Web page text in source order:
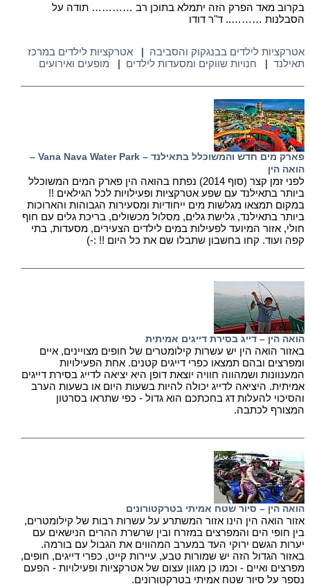
בקרוב מאד הפרק הזה יתמלא בתוכן רב ………… תודה על
הסבלנות ……….. ד"ר דודו
אטרקציות לילדים בבנגקוק והסביבה | אטרקציות לילדים במרכז
תאילנד | חנויות שווקים ומסעדות לילדים | מופעים ואירועים
פארק מים חדש והמשוכלל בתאילנד – Vana Nava Water Park –
הואה הין
לפני זמן קצר (סוף 2014) נפתח בהואה הין פארק המים המשוכלל
ביותר בתאילנד עם שפע אטרקציות ופעילויות לכל הגילאים !!
במקום תמצאו מגלשות מים ייחודיות ומסעירות הגבוהות והארוכות
ביותר בתאילנד, גלישת גלים, מסלול מכשולים, בריכת גלים עם חוף
חולי, אזור המיועד לפעילות במים לילדים הצעירים, מסעדות, בתי
קפה ועוד. קחו בחשבון שתבלו שם את כל היום !! :-)
הואה הין – דייג בסירת דייגים אמיתית
באזור הואה הין יש עשרות קילומטרים של חופים מצויינים, איים
ומפרצים ובהם תמצאו כפרי דייגים קטנים. אחת הפעילויות
המענוונות ושמהווה חוויה יוצאת דופן היא יציאה לדייג בסירת דייגים
אמיתית. היציאה לדייג יכולה להיות בשעות היום או בשעות הערב
והסיכוי להעלות דג בחכתכם הוא גדול - כפי שתראו בסרטון
המצורף לכתבה.
הואה הין – סיור שטח אמיתי בטרקטורונים
אזור הואה הין הינו אזור המשתרע על עשרות רבות של קילומטרים,
בין חופי הים והמפרצים במזרח ובין שרשרת ההרים הנישאים עם
יערות הגשם ירוקי העד במערב המהווים את הגבול עם בורמה.
באזור הגדול הזה יש שמורות טבע, עיירות קייט, כפרי דייגים, חופים,
מפרצים ואיים - וכמו כן מגוון עצום של אטרקציות ופעילויות - הפעם
נספר על סיור שטח אמיתי בטרקטורונים.